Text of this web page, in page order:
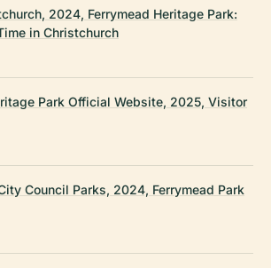
2024, Ferrymead Heritage Park:
in Christchurch
Park Official Website, 2025, Visitor
Council Parks, 2024, Ferrymead Park